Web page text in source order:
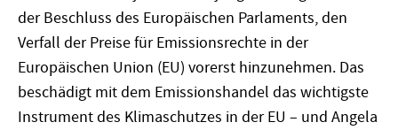
der Beschluss des Europäischen Parlaments, den
Verfall der Preise für Emissionsrechte in der
Europäischen Union (EU) vorerst hinzunehmen. Das
beschädigt mit dem Emissionshandel das wichtigste
Instrument des Klimaschutzes in der EU – und Angela